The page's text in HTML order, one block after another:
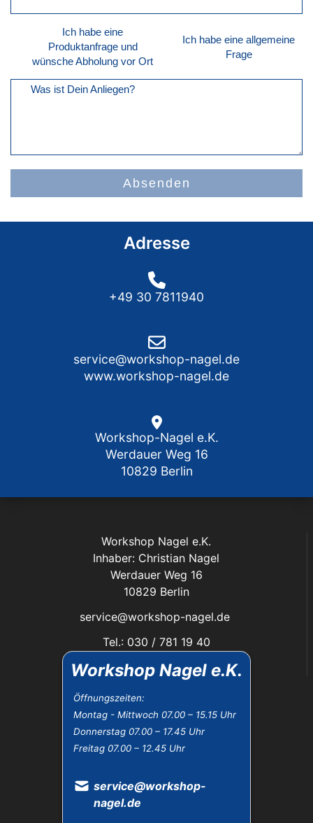
Workshop Nagel e.K.
Öffnungszeiten:
Montag - Mittwoch 07.00 – 15.15 Uhr
Donnerstag 07.00 – 17.45 Uhr
Freitag 07.00 – 12.45 Uhr
service@workshop-
nagel.de
Ich habe eine
Produktanfrage und
wünsche Abholung vor Ort
Ich habe eine allgemeine
Frage
Was ist Dein Anliegen?
Absenden
Adresse
+49 30 7811940
service@workshop-nagel.de
www.workshop-nagel.de
Workshop-Nagel e.K.
Werdauer Weg 16
10829 Berlin
Workshop Nagel e.K.
Inhaber: Christian Nagel
Werdauer Weg 16
10829 Berlin
service@workshop-nagel.de
Tel.: 030 / 781 19 40
Das Unternehmen:
Öffnungszeiten
Datenschutz
Impressum
AGB